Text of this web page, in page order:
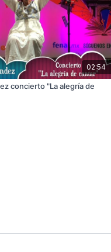
02:54
concierto "La alegría de